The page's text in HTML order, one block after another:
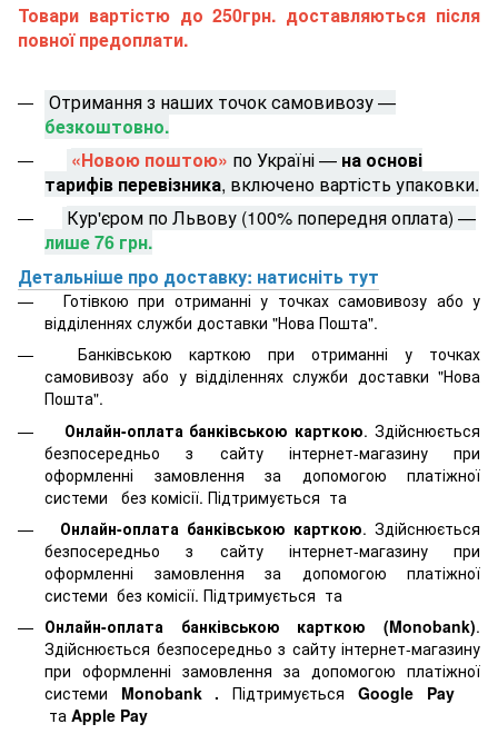
Товари вартістю до 250грн. доставляються після
повної предоплати.
Отримання з наших точок самовивозу —
безкоштовно.
«Новою поштою» по Україні — на основі
тарифів перевізника, включено вартість упаковки.
Кур'єром по Львову (100% попередня оплата) —
лише 76 грн.
Детальніше про доставку: натисніть тут
Готівкою при отриманні у точках самовивозу або у
відділеннях служби доставки "Нова Пошта".
Банківською карткою при отриманні у точках
самовивозу або у відділеннях служби доставки "Нова
Пошта".
Онлайн-оплата банківською карткою. Здійснюється
безпосередньо з сайту інтернет-магазину при
оформленні замовлення за допомогою платіжної
системи
без комісії. Підтримується та
Онлайн-оплата банківською карткою. Здійснюється
безпосередньо з сайту інтернет-магазину при
оформленні замовлення за допомогою платіжної
системи без комісії. Підтримується та
Онлайн-оплата банківською карткою (Monobank).
Здійснюється безпосередньо з сайту інтернет-магазину
при оформленні замовлення за допомогою платіжної
системи Monobank .Підтримується Google Pay
та Apple Pay